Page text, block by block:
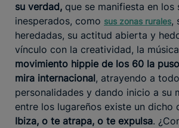
su verdad, que se manifiesta en los
inesperados, como sus zonas rurales,
heredadas, su actitud abierta y
vínculo con la creatividad, la
movimiento hippie de los 60 la
mira internacional, atrayendo a
personalidades y dando inicio a su
entre los lugareños existe un dicho
Ibiza, o te atrapa, o te expulsa.